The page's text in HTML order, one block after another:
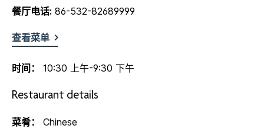
餐厅电话: 86-532-82689999
查看菜单
时间： 10:30 上午-9:30 下午
Restaurant details
菜肴：
Chinese